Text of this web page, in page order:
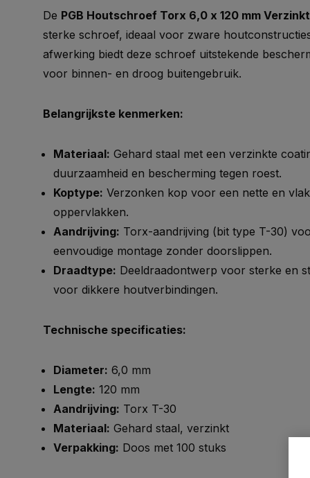
De PGB Houtschroef Torx 6,0 x 120 mm Verzinkt
sterke schroef, ideaal voor zware
afwerking biedt deze schroef uitstekende
voor binnen- en droog buitengebruik.
Belangrijkste kenmerken:
Materiaal: Gehard staal met een verzinkte
duurzaamheid en bescherming tegen roest.
Koptype: Verzonken kop voor een nette en
oppervlakken.
Aandrijving: Torx-aandrijving (bit type T-30)
eenvoudige montage zonder doorslippen.
Draadtype: Deeldraadontwerp voor sterke en
voor dikkere houtverbindingen.
Technische specificaties:
Diameter: 6,0 mm
Lengte: 120 mm
Aandrijving: Torx T-30
Materiaal: Gehard staal, verzinkt
Verpakking: Doos met 100 stuks